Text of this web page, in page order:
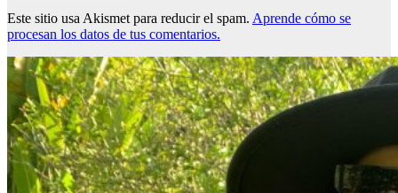
Este sitio usa Akismet para reducir el spam. Aprende cómo se
procesan los datos de tus comentarios.